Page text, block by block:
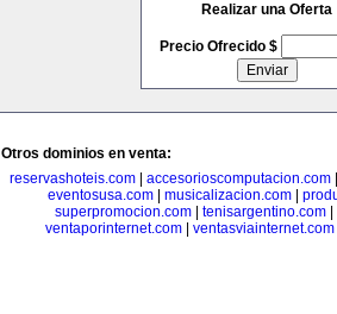
Realizar una Oferta
Precio Ofrecido $
Otros dominios en venta:
reservashoteis.com| accesorioscomputacion.com
eventosusa.com| musicalizacion.com|
superpromocion.com
tenisargentino.com
ventaporinternet.com
ventasviainternet.com